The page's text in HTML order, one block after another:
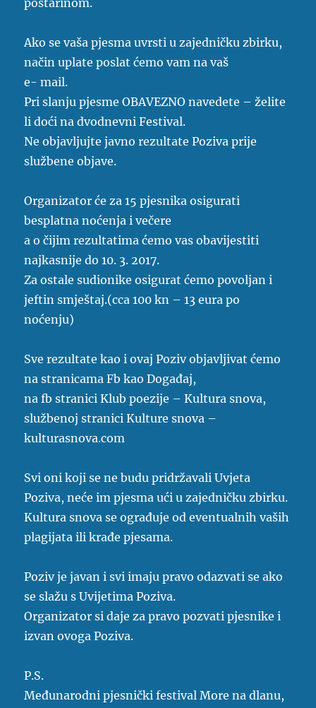
poštarinom.
Ako se vaša pjesma uvrsti u zajedničku zbirku,
način uplate poslat ćemo vam na vaš
e- mail.
Pri slanju pjesme OBAVEZNO navedete – želite
li doći na dvodnevni Festival.
Ne objavljujte javno rezultate Poziva prije
službene objave.
Organizator će za 15 pjesnika osigurati
besplatna noćenja i večere
a o čijim rezultatima ćemo vas obavijestiti
najkasnije do 10. 3. 2017.
Za ostale sudionike osigurat ćemo povoljan i
jeftin smještaj.(cca 100 kn – 13 eura po
noćenju)
Sve rezultate kao i ovaj Poziv objavljivat ćemo
na stranicama Fb kao Događaj,
na fb stranici Klub poezije – Kultura snova,
službenoj stranici Kulture snova –
kulturasnova.com
Svi oni koji se ne budu pridržavali Uvjeta
Poziva, neće im pjesma ući u zajedničku zbirku.
Kultura snova se ograđuje od eventualnih vaših
plagijata ili krađe pjesama.
Poziv je javan i svi imaju pravo odazvati se ako
se slažu s Uvijetima Poziva.
Organizator si daje za pravo pozvati pjesnike i
izvan ovoga Poziva.
P.S.
Međunarodni pjesnički festival More na dlanu,